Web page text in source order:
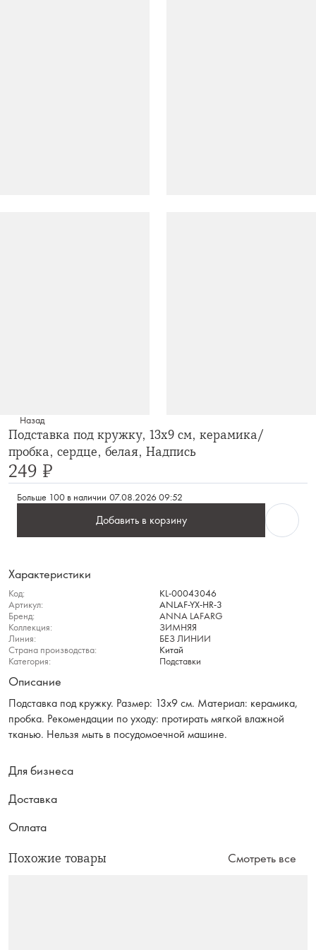
Назад
Подставка под кружку, 13х9 см, керамика/
пробка, сердце, белая, Надпись
249 ₽
Больше 100 в наличии 07.08.2026 09:52
Добавить в корзину
Характеристики
Код:
KL-00043046
Артикул:
ANLAF-YX-HR-3
Бренд:
ANNA LAFARG
Коллекция:
ЗИМНЯЯ
Линия:
БЕЗ ЛИНИИ
Страна производства:
Китай
Категория:
Подставки
Описание
Подставка под кружку. Размер: 13х9 см. Материал: керамика,
пробка. Рекомендации по уходу: протирать мягкой влажной
тканью. Нельзя мыть в посудомоечной машине.
Для бизнеса
Доставка
Оплата
Похожие товары Смотреть все